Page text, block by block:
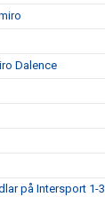
Dalence
på Intersport 1-3